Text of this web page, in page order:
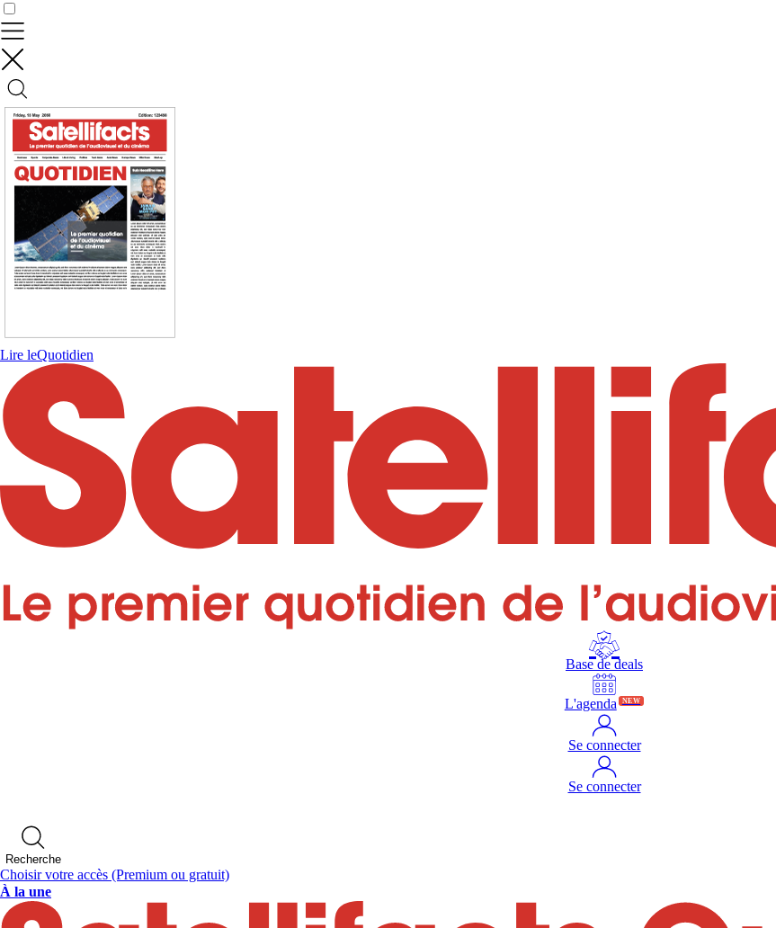
Lire leQuotidien
Base de deals
L'agenda NEW
Se connecter
Se connecter
Recherche
Choisir votre accès (Premium ou gratuit)
À la une
Contrôler vos données